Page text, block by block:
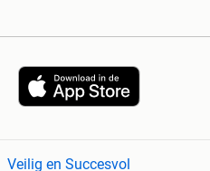
Veilig en Succesvol